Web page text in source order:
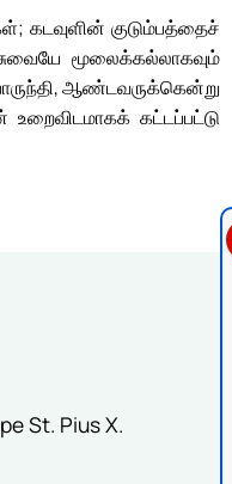
கடவுளின் குடும்பத்தைச்
மூலைக்கல்லாகவும்
ஆண்டவருக்கென்று
கட்டப்பட்டு
St. Pius X.
Follow us on Facebook